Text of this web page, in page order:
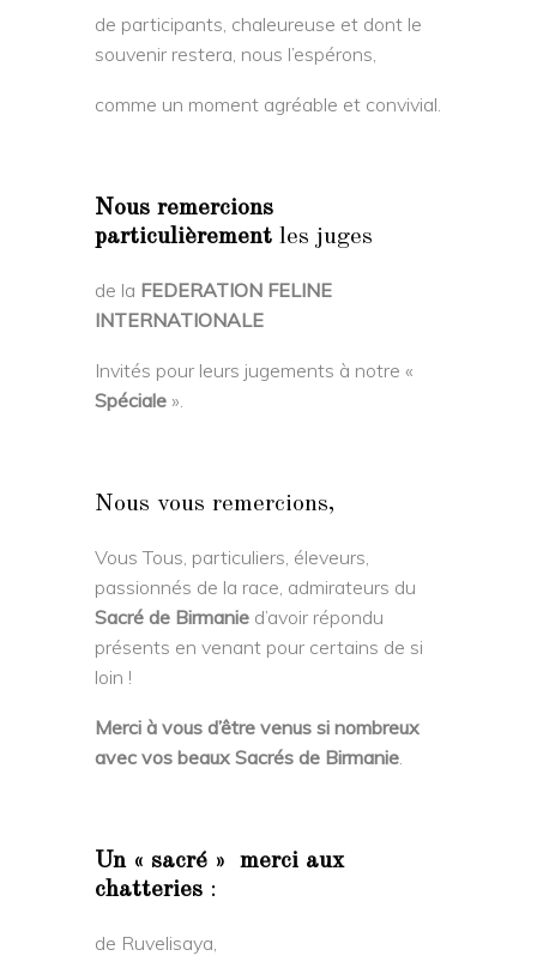
de participants, chaleureuse et dont le
souvenir restera, nous l’espérons,
comme un moment agréable et convivial.
Nous remercions
particulièrement les juges
de la FEDERATION FELINE
INTERNATIONALE
Invités pour leurs jugements à notre «
Spéciale ».
Nous vous remercions,
Vous Tous, particuliers, éleveurs,
passionnés de la race, admirateurs du
Sacré de Birmanie d’avoir répondu
présents en venant pour certains de si
loin !
Merci à vous d’être venus si nombreux
avec vos beaux Sacrés de Birmanie
Un « sacré » merci aux
chatteries :
de Ruvelisaya,